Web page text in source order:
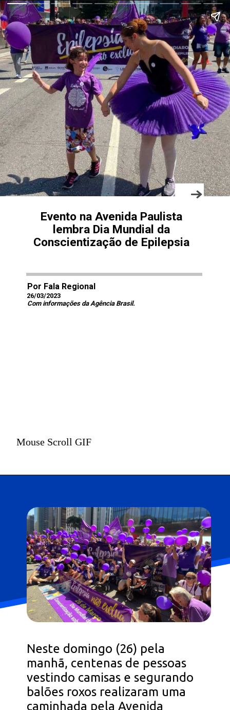
Por Fala Regional
26/03/2023
Evento na Avenida Paulista
lembra Dia Mundial da
Conscientização de Epilepsia
Com informações da Agência Brasil.
Mouse Scroll GIF
Neste domingo (26) pela
manhã, centenas de pessoas
vestindo camisas e segurando
balões roxos realizaram uma
caminhada pela Avenida